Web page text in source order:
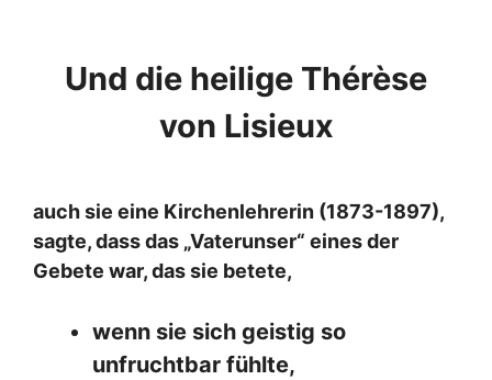
Und die heilige Thérèse
von Lisieux
auch sie eine Kirchenlehrerin (1873-1897),
sagte, dass das „Vaterunser“ eines der
Gebete war, das sie betete,
wenn sie sich geistig so
unfruchtbar fühlte,